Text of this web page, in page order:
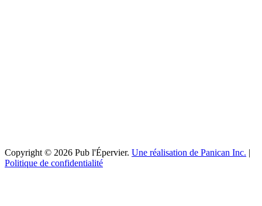
Copyright © 2026 Pub l'Épervier. Une réalisation de Panican Inc. |
Politique de confidentialité